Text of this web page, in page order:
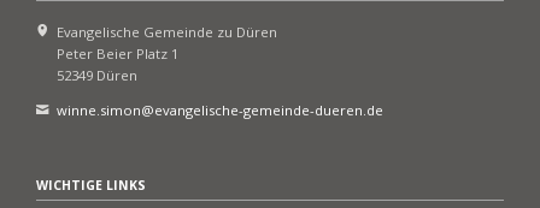
Evangelische Gemeinde zu Düren
Peter Beier Platz 1
52349 Düren
winne.simon@evangelische-gemeinde-dueren.de
WICHTIGE LINKS